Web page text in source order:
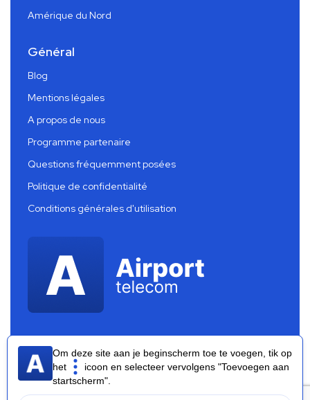
Amérique du Nord
Général
Blog
Mentions légales
A propos de nous
Programme partenaire
Questions fréquemment posées
Politique de confidentialité
Conditions générales d'utilisation
Airport Telecom 2026 ®
Om deze site aan je beginscherm toe te voegen, tik op
het
icoon en selecteer vervolgens "Toevoegen aan
startscherm".